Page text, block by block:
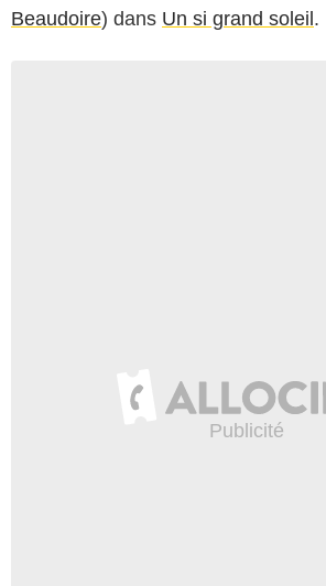
Beaudoire) dans Un si grand soleil.